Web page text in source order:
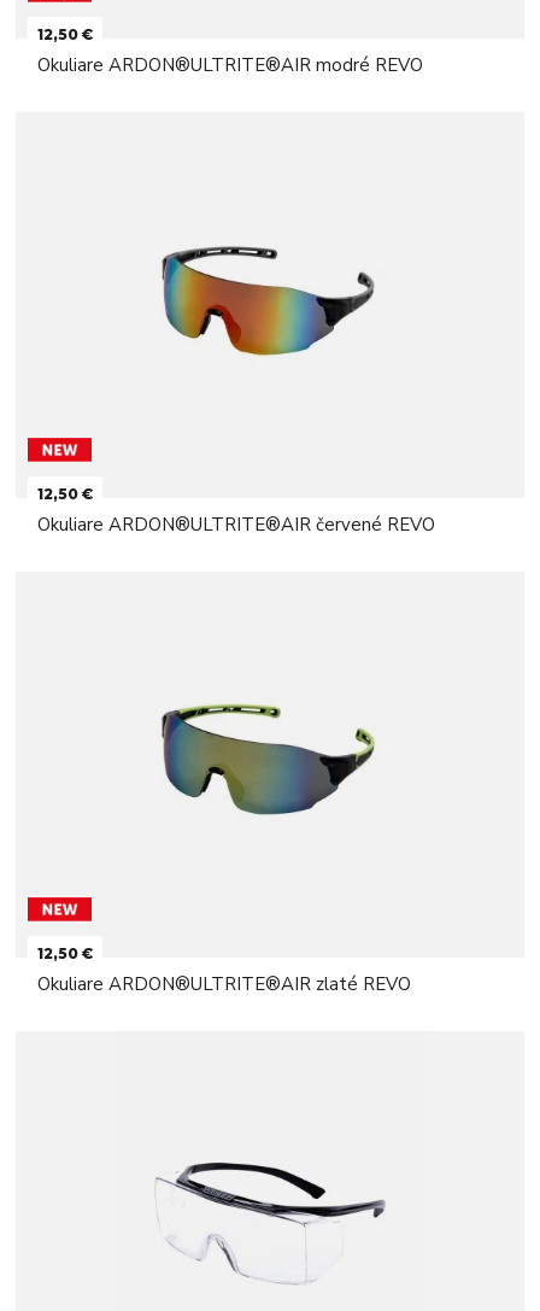
12,50 €
Okuliare ARDON®ULTRITE®AIR modré REVO
12,50 €
Okuliare ARDON®ULTRITE®AIR červené REVO
12,50 €
Okuliare ARDON®ULTRITE®AIR zlaté REVO